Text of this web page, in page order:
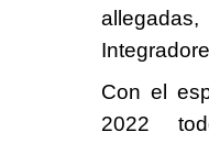
Con el
2022